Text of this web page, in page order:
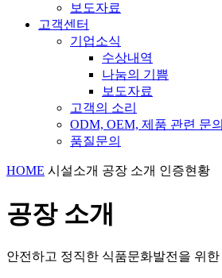
보도자료
고객센터
기업소식
수상내역
나눔의 기쁨
보도자료
고객의 소리
ODM, OEM, 제품 관련 문의
품질문의
HOME 시설소개 공장 소개 인증현황
공장 소개
안전하고 정직한 식품문화발전을 위한